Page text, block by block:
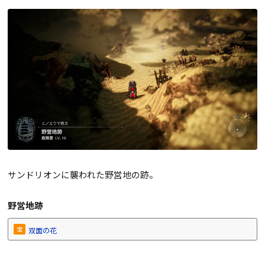
サンドリオンに襲われた野営地の跡。
野営地跡
宝 双面の花